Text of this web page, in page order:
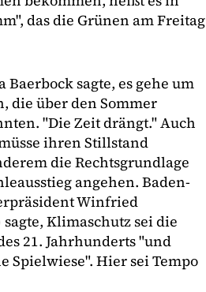
das die Grünen am Freitag
sagte, es gehe um
die über den Sommer
"Die Zeit drängt." Auch
ihren Stillstand
die Rechtsgrundlage
angehen. Baden-
Winfried
Klimaschutz sei die
21. Jahrhunderts "und
Spielwiese". Hier sei Tempo